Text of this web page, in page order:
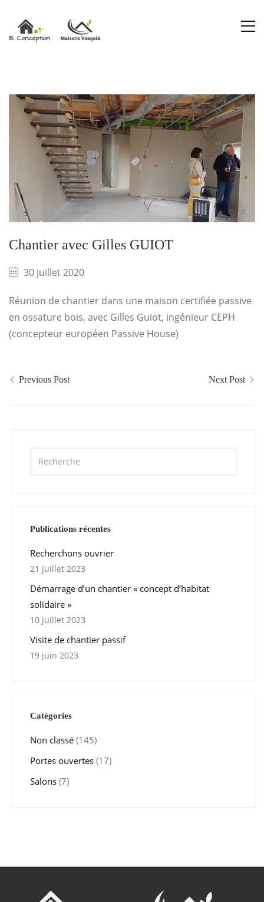
Chantier avec Gilles GUIOT
30 juillet 2020
Réunion de chantier dans une maison certifiée passive
en ossature bois, avec Gilles Guiot, ingénieur CEPH
(concepteur européen Passive House)
Previous Post Next Post
Publications récentes
Recherchons ouvrier
21 juillet 2023
Démarrage d’un chantier « concept d’habitat
solidaire »
10 juillet 2023
Visite de chantier passif
19 juin 2023
Catégories
Non classé (145)
Portes ouvertes (17)
Salons (7)